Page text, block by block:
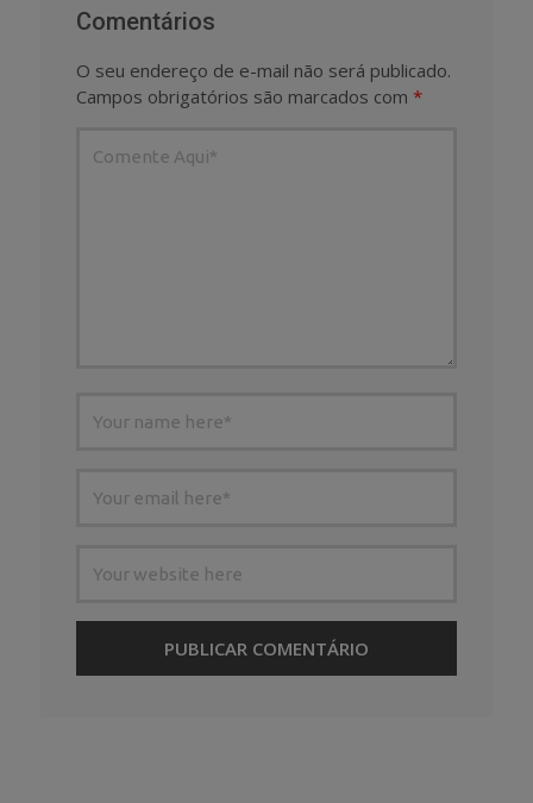
Comentários
O seu endereço de e-mail não será publicado.
Campos obrigatórios são marcados com *